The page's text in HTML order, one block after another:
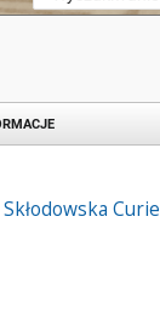
Curie